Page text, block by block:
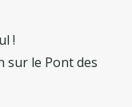
!
sur le Pont des